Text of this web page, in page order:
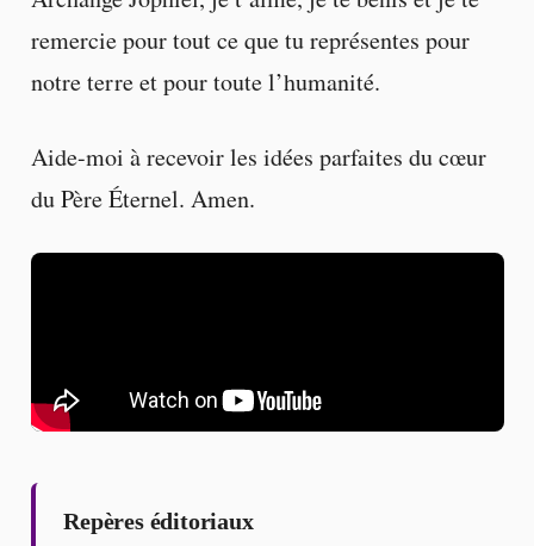
remercie pour tout ce que tu représentes pour
notre terre et pour toute l’humanité.
Aide-moi à recevoir les idées parfaites du cœur
du Père Éternel. Amen.
Repères éditoriaux